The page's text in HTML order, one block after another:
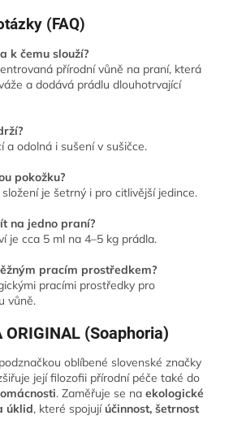
(FAQ)
k čemu slouží?
přírodní vůně na praní, která
a dodává prádlu dlouhotrvající
a odolná i sušení v sušičce.
pokožku?
je šetrný i pro citlivější jedince.
na jedno praní?
je cca 5 ml na 4–5 kg prádla.
pracím prostředkem?
pracími prostředky pro
vůně.
ORIGINAL (Soaphoria)
oblíbené slovenské značky
její filozofii přírodní péče také do
. Zaměřuje se na ekologické
úklid, které spojují účinnost, šetrnost